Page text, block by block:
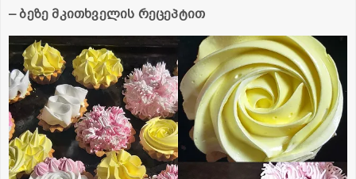
– ბეზე მკითხველის რეცეპტით